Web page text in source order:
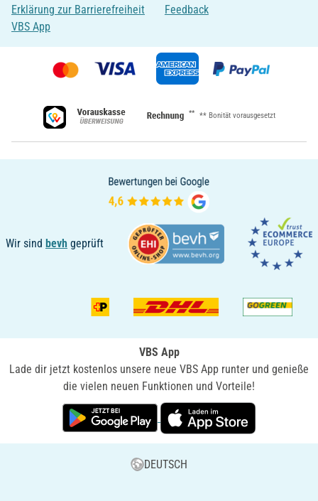
Erklärung zur Barrierefreiheit
VBS App
Feedback
** ** Bonität vorausgesetzt
Wir sind bevh geprüft
VBS App
Lade dir jetzt kostenlos unsere neue VBS App runter und genieße
die vielen neuen Funktionen und Vorteile!
DEUTSCH